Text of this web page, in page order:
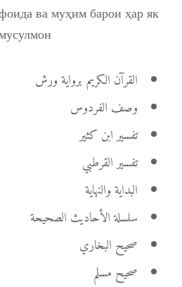
ва муҳим барои ҳар як
القرآن الكريم برواية ورش
وصف الفردوس
تفسير ابن كثير
تفسير القرطبي
البداية والنهاية
سلسلة الأحاديث الصحيحة
صحيح البخاري
صحيح مسلم